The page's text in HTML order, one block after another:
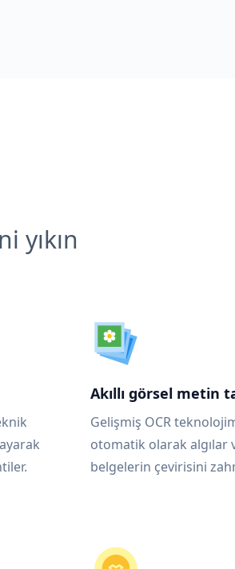
yıkın
Akıllı görsel metin
Gelişmiş OCR
otomatik olarak algılar
belgelerin çevirisini